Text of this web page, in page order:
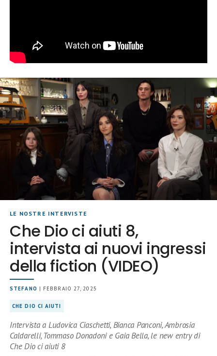
LE NOSTRE INTERVISTE
Che Dio ci aiuti 8,
intervista ai nuovi ingressi
della fiction (VIDEO)
STEFANO | FEBBRAIO 27, 2025
CHE DIO CI AIUTI
Intervista a Ludovica Ciaschetti, Bianca Panconi, Ambrosia
Caldarelli, Tommaso Donadoni e Gaia Bella, le new entry di
Che Dio ci aiuti 8